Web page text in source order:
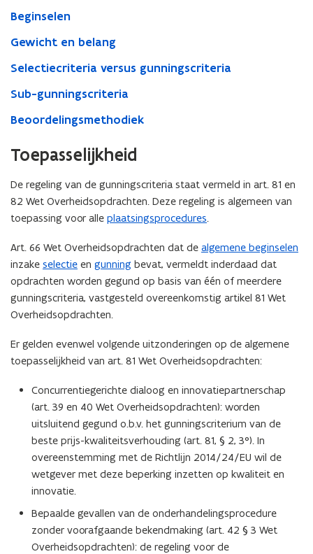
Beginselen
Gewicht en belang
Selectiecriteria versus gunningscriteria
Sub-gunningscriteria
Beoordelingsmethodiek
Toepasselijkheid
De regeling van de gunningscriteria staat vermeld in art. 81 en
82 Wet Overheidsopdrachten. Deze regeling is algemeen van
toepassing voor alle plaatsingsprocedures.
Art. 66 Wet Overheidsopdrachten dat de algemene beginselen
inzake selectie en gunning bevat, vermeldt inderdaad dat
opdrachten worden gegund op basis van één of meerdere
gunningscriteria, vastgesteld overeenkomstig artikel 81 Wet
Overheidsopdrachten.
Er gelden evenwel volgende uitzonderingen op de algemene
toepasselijkheid van art. 81 Wet Overheidsopdrachten:
Concurrentiegerichte dialoog en innovatiepartnerschap
(art. 39 en 40 Wet Overheidsopdrachten): worden
uitsluitend gegund o.b.v. het gunningscriterium van de
beste prijs-kwaliteitsverhouding (art. 81, § 2, 3°). In
overeenstemming met de Richtlijn 2014/24/EU wil de
wetgever met deze beperking inzetten op kwaliteit en
innovatie.
Bepaalde gevallen van de onderhandelingsprocedure
zonder voorafgaande bekendmaking (art. 42 § 3 Wet
Overheidsopdrachten): de regeling voor de